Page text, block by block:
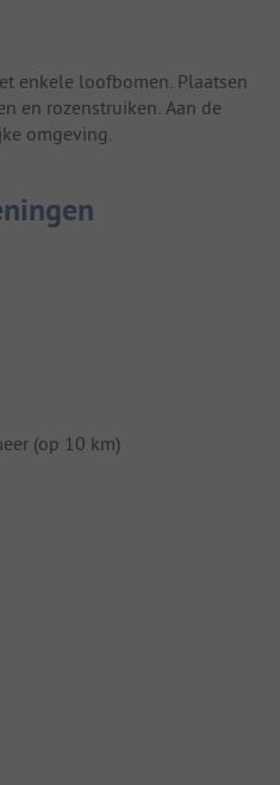
enkele loofbomen. Plaatsen
en rozenstruiken. Aan de
omgeving.
(op 10 km)